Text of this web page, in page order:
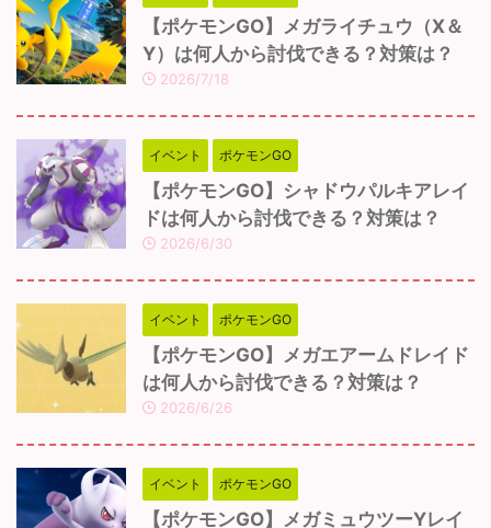
【ポケモンGO】メガライチュウ（X＆
Y）は何人から討伐できる？対策は？
2026/7/18
イベント ポケモンGO
【ポケモンGO】シャドウパルキアレイ
ドは何人から討伐できる？対策は？
2026/6/30
イベント ポケモンGO
【ポケモンGO】メガエアームドレイド
は何人から討伐できる？対策は？
2026/6/26
イベント ポケモンGO
【ポケモンGO】メガミュウツーYレイ